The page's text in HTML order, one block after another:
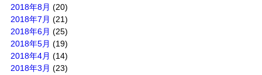
2018年8月 (20)
2018年7月 (21)
2018年6月 (25)
2018年5月 (19)
2018年4月 (14)
2018年3月 (23)